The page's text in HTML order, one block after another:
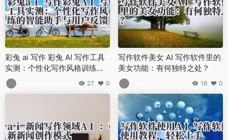
彩兔 ai 写作 彩兔 AI 写作工具
实测：个性化写作风格训练的
智能助手与用户反馈
27 0
写作软件美女 AI 写作软件里的
美女功能：有何独特之处？
16 0